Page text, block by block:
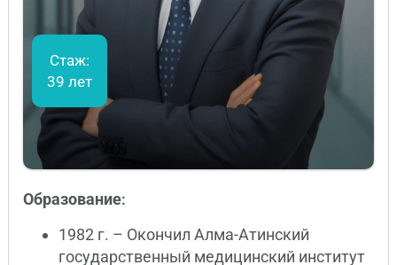
Стаж:
39 лет
Образование:
1982 г. – Окончил Алма-Атинский
государственный медицинский институт